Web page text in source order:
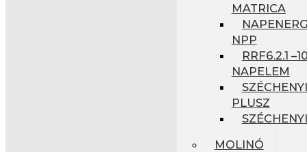
MATRICA
NPP
RRF6.2.1
NAPELEM
PLUSZ
MOLINÓ